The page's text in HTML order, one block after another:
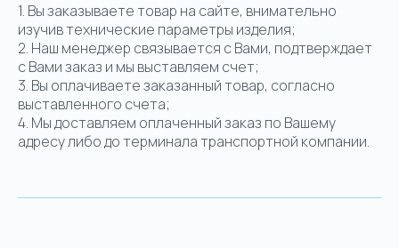
1. Вы заказываете товар на сайте, внимательно
изучив технические параметры изделия;
2. Наш менеджер связывается с Вами, подтверждает
с Вами заказ и мы выставляем счет;
3. Вы оплачиваете заказанный товар, согласно
выставленного счета;
4. Мы доставляем оплаченный заказ по Вашему
адресу либо до терминала транспортной компании.